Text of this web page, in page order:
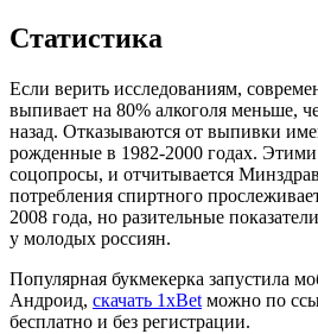
Статистика
Если верить исследованиям,
выпивает на 80% алкоголя меньше,
назад. Отказываются от выпивки
рожденные в 1982-2000 годах. Этими
соцопросы, и отчитывается
потребления спиртного
2008 года, но разительные
у молодых россиян.
Популярная букмекерка запустила
Андроид, скачать 1xBet можно по
бесплатно и без регистрации.